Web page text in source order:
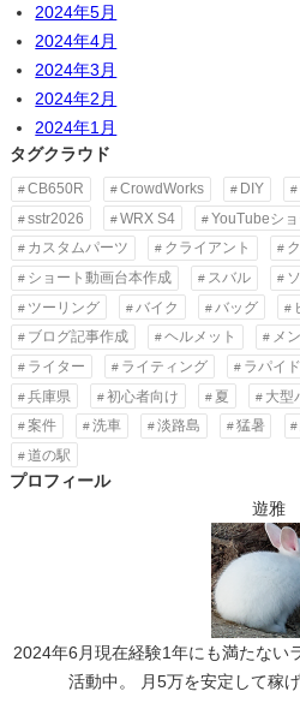
2024年5月
2024年4月
2024年3月
2024年2月
2024年1月
タグクラウド
CB650R CrowdWorks DIY
sstr2026
WRX S4 YouTubeショ
カスタムパーツ
クライアント
ショート動画台本作成
スバル
ツーリング
バイク バッグ
ブログ記事作成
ヘルメット メ
ライター
ライティング ラパイ
兵庫県
初心者向け 夏 大型
案件
洗車 淡路島 猛暑
道の駅
プロフィール
遊雅
2024年6月現在経験1年にも満たない
活動中。 月5万を安定して稼